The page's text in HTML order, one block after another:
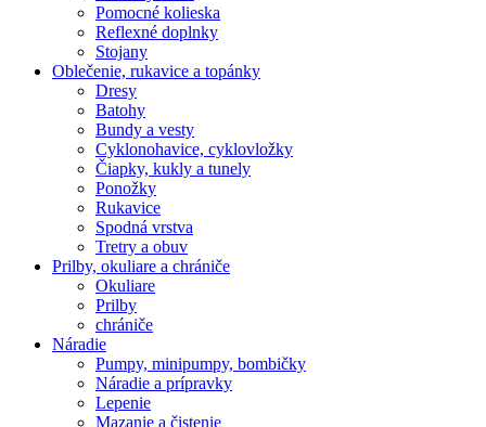
Pomocné kolieska
Reflexné doplnky
Stojany
Oblečenie, rukavice a topánky
Dresy
Batohy
Bundy a vesty
Cyklonohavice, cyklovložky
Čiapky, kukly a tunely
Ponožky
Rukavice
Spodná vrstva
Tretry a obuv
Prilby, okuliare a chrániče
Okuliare
Prilby
chrániče
Náradie
Pumpy, minipumpy, bombičky
Náradie a prípravky
Lepenie
Mazanie a čistenie